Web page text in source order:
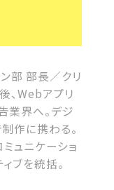
部 部長／クリ
、Webアプリ
業界へ。デジ
作に携わる。
ュニケーショ
ブを統括。